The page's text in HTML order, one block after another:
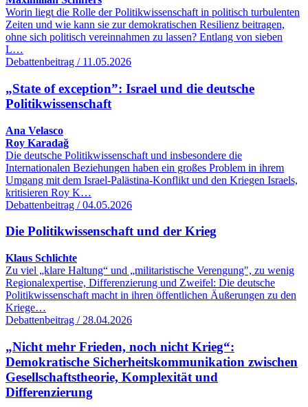
Worin liegt die Rolle der Politikwissenschaft in politisch turbulenten
Zeiten und wie kann sie zur demokratischen Resilienz beitragen,
ohne sich politisch vereinnahmen zu lassen? Entlang von sieben
L…
Debattenbeitrag / 11.05.2026
„State of exception”: Israel und die deutsche
Politikwissenschaft
Ana Velasco
Roy Karadağ
Die deutsche Politikwissenschaft und insbesondere die
Internationalen Beziehungen haben ein großes Problem in ihrem
Umgang mit dem Israel-Palästina-Konflikt und den Kriegen Israels,
kritisieren Roy K…
Debattenbeitrag / 04.05.2026
Die Politikwissenschaft und der Krieg
Klaus Schlichte
Zu viel „klare Haltung“ und „militaristische Verengung", zu wenig
Regionalexpertise, Differenzierung und Zweifel: Die deutsche
Politikwissenschaft macht in ihren öffentlichen Äußerungen zu den
Kriege…
Debattenbeitrag / 28.04.2026
„Nicht mehr Frieden, noch nicht Krieg“:
Demokratische Sicherheitskommunikation zwischen
Gesellschaftstheorie, Komplexität und
Differenzierung